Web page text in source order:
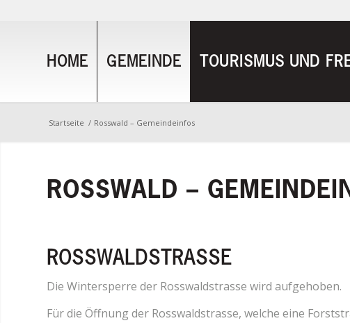
HOME GEMEINDE TOURISMUS UND
Startseite / Rosswald – Gemeindeinfos
ROSSWALD –
ROSSWALDSTRASSE
Die Wintersperre der Rosswaldstrasse wird aufgehoben.
Für die Öffnung der Rosswaldstrasse, welche eine